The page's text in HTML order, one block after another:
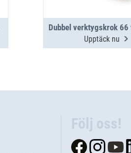
Upptäck nu
Följ oss!